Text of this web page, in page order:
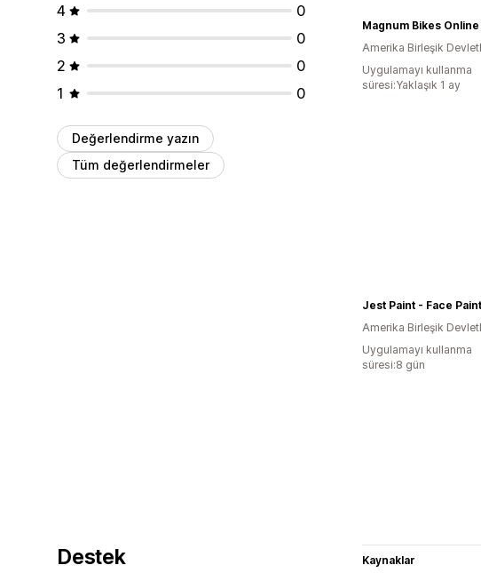
4
0
3
0
2
0
1
0
Değerlendirme yazın
Tüm değerlendirmeler
Magnum Bikes Online
Amerika Birleşik
Uygulamayı kullanma
süresi:Yaklaşık 1 ay
Amerika Birleşik
Uygulamayı kullanma
süresi:8 gün
Destek Kaynaklar